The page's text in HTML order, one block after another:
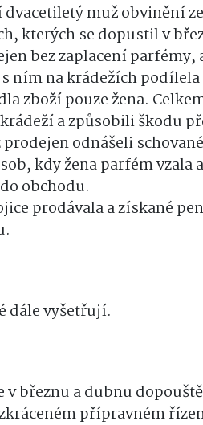
dvacetiletý muž obvinění
kterých se dopustil v
bez zaplacení parfémy,
ním na krádežích
zboží pouze žena.
a způsobili škodu
prodejen odnášeli
kdy žena parfém vzala
obchodu.
prodávala a získané
dále vyšetřují.
v březnu a dubnu
přípravném